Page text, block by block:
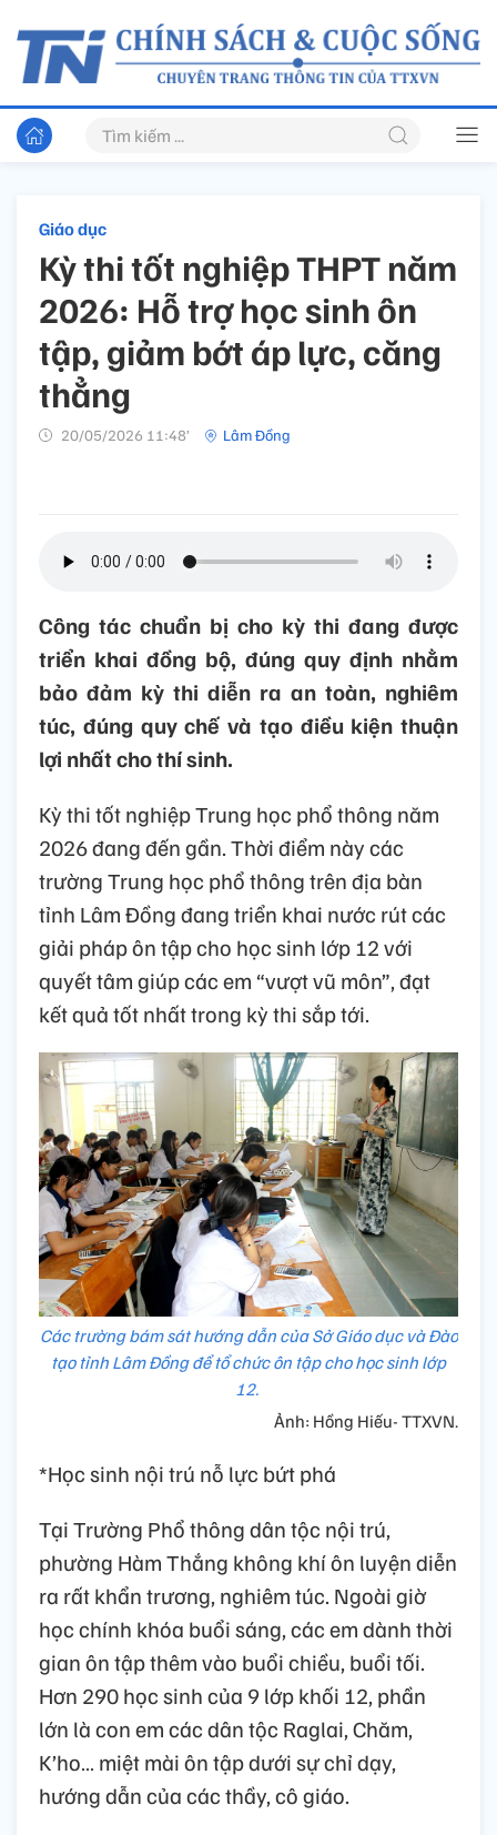
Giáo dục
Kỳ thi tốt nghiệp THPT năm
2026: Hỗ trợ học sinh ôn
tập, giảm bớt áp lực, căng
thẳng
20/05/2026 11:48’ Lâm Đồng
Công tác chuẩn bị cho kỳ thi đang được
triển khai đồng bộ, đúng quy định nhằm
bảo đảm kỳ thi diễn ra an toàn, nghiêm
túc, đúng quy chế và tạo điều kiện thuận
lợi nhất cho thí sinh.
Kỳ thi tốt nghiệp Trung học phổ thông năm
2026 đang đến gần. Thời điểm này các
trường Trung học phổ thông trên địa bàn
tỉnh Lâm Đồng đang triển khai nước rút các
giải pháp ôn tập cho học sinh lớp 12 với
quyết tâm giúp các em “vượt vũ môn”, đạt
kết quả tốt nhất trong kỳ thi sắp tới.
Các trường bám sát hướng dẫn của Sở Giáo dục và Đào
tạo tỉnh Lâm Đồng để tổ chức ôn tập cho học sinh lớp
12.
Ảnh: Hồng Hiếu- TTXVN.
*Học sinh nội trú nỗ lực bứt phá
Tại Trường Phổ thông dân tộc nội trú,
phường Hàm Thắng không khí ôn luyện diễn
ra rất khẩn trương, nghiêm túc. Ngoài giờ
học chính khóa buổi sáng, các em dành thời
gian ôn tập thêm vào buổi chiều, buổi tối.
Hơn 290 học sinh của 9 lớp khối 12, phần
lớn là con em các dân tộc Raglai, Chăm,
K’ho… miệt mài ôn tập dưới sự chỉ dạy,
hướng dẫn của các thầy, cô giáo.